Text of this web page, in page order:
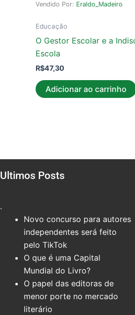
Vendido Por: Eraldo_Madeiro
Educação
O Gestor Escolar e a
Escola
R$47,30
Adicionar ao carrinho
Ultimos Posts
.
Novo concurso para autores
independentes será feito
pelo TikTok
O que é uma Capital
Mundial do Livro?
O papel das editoras de
menor porte no mercado
literário